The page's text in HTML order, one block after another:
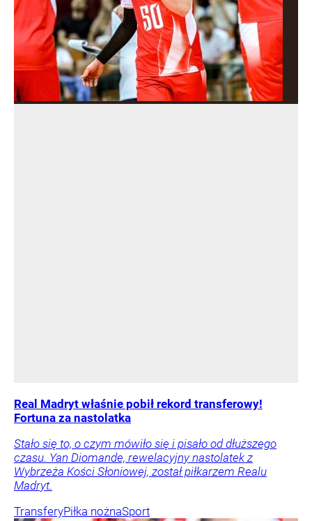
Real Madryt właśnie pobił rekord transferowy!
Fortuna za nastolatka
Stało się to, o czym mówiło się i pisało od dłuższego
czasu. Yan Diomande, rewelacyjny nastolatek z
Wybrzeża Kości Słoniowej, został piłkarzem Realu
Madryt.
TransferyPiłka nożnaSport